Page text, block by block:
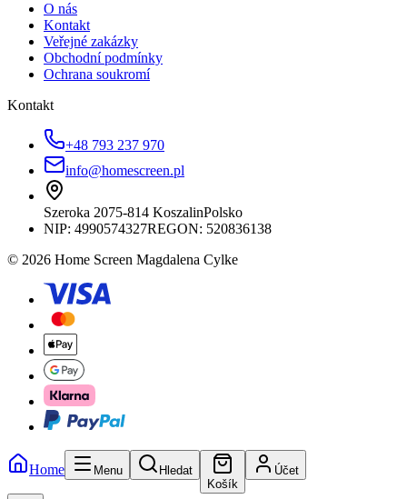
O nás
Kontakt
Veřejné zakázky
Obchodní podmínky
Ochrana soukromí
Kontakt
+48 793 237 970
info@homescreen.pl
Szeroka 2075-814 KoszalinPolsko
NIP: 4990574327REGON: 520836138
© 2026 Home Screen Magdalena Cylke
Home Menu
Hledat
Košík
Účet